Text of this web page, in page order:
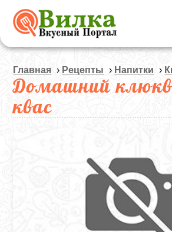
Главная › Рецепты › Напитки ›
Домашний
квас